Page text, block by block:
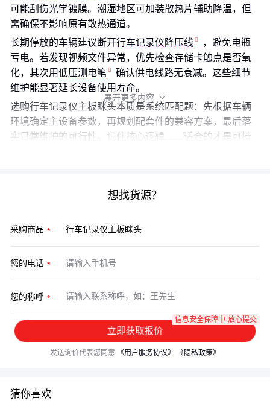
可能刮伤光学镀膜。潮湿地区可加装散热片辅助降温，但
需确保不影响原有散热通道。
长期停放的车辆建议断开行车记录仪降压线
，避免电瓶
亏电。若发现视频文件异常，优先检查存储卡触点是否氧
化，其次用低压测电笔
确认供电线路无衰减。这些细节
维护能显著延长设备使用寿命。
选购行车记录仪主板眯头本质是系统匹配题：先根据车辆
环境确定主设备参数，再规划配套件的兼容方案，最后落
实日常维护的可行性。记住核心逻辑——适合的才是可持
展开更多内容 
想找货源？
采购商品
您的电话
您的称呼
立即获取报价
信息安全保障中·放心提交
发送询价代表您同意 《用户服务协议》 《隐私政策》
猜你喜欢